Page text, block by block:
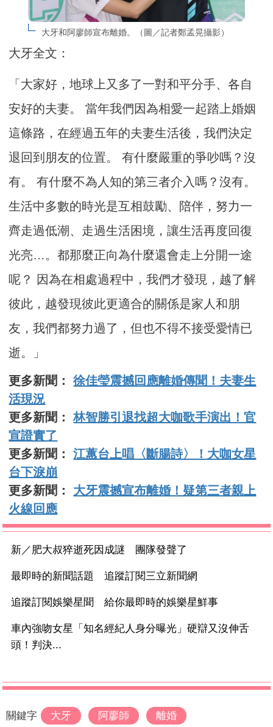
大牙和阿廖師宣布離婚。（圖／記者鄭孟晃攝影）
大牙全文：
「大家好，地球上又多了一對和平分手、各自
安好的夫妻。 當年我們因為相愛一起踏上婚姻
這條路，在經過五年的夫妻生活後，我們決定
退回到朋友的位置。 有什麼嚴重的爭吵嗎？沒
有。 有什麼不為人知的第三者介入嗎？沒有。
生活中多數的時光是互相鼓勵、陪伴，努力一
齊走過低潮、走過生活困境，讓生活再度回復
光亮…。都那麼正向為什麼還會走上分開一途
呢？ 因為在相處過程中，我們才發現，越了解
彼此，越發現彼此更適合的關係是家人和朋
友，我們都努力過了，但也不得不接受愛情已
逝。」
更多新聞：徐佳瑩震撼回應離婚傳聞！夫妻生
活現況
更多新聞：林智勝引退找超大咖歌手演出！官
宣證實了
更多新聞：江蕙台上唱〈斷腸詩〉！大咖女星
台下淚崩
更多新聞： 大牙震撼宣布離婚！疑第三者親上
火線回應
新／肥大叔猝逝死因成謎 團隊發聲了
最即時的新聞話題 追蹤訂閱三立新聞網
追蹤訂閱娛樂星聞 給你最即時的娛樂星鮮事
車內強吻女星「知名經紀人身分曝光」硬辯又沒伸舌
頭！判決...
關鍵字 大牙 阿廖師 離婚